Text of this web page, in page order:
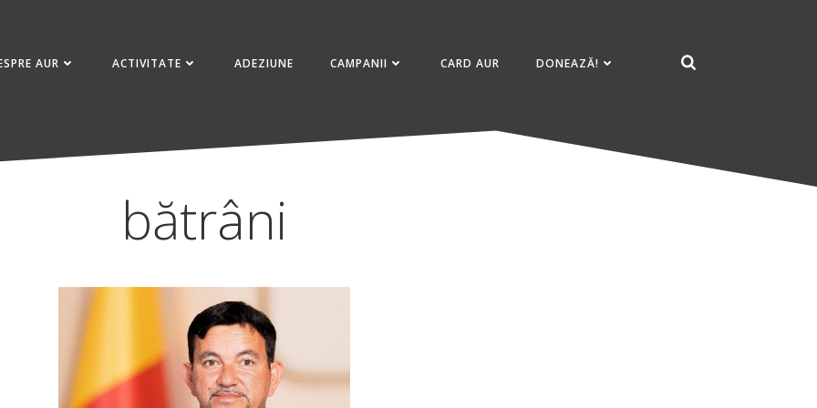
AUR ACTIVITATE ADEZIUNE CAMPANII CARD AUR DONEAZĂ!
bătrâni